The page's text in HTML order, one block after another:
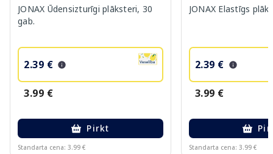
JONAX Ūdensizturīgi plāksteri, 30
gab.
2.39 €
3.99 €
Pirkt
Standarta cena: 3.99 €
JONAX Elastīgs
2.39 €
3.99 €
Standarta cena: 3.99 €